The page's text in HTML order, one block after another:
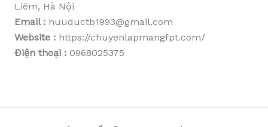
Liêm, Hà Nội
Email : huuductb1993@gmail.com
Website : https://chuyenlapmangfpt.com/
Điện thoại : 0968025375